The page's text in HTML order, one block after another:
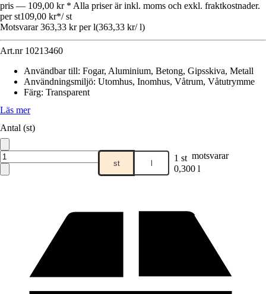
pris — 109,00 kr * Alla priser är inkl. moms och exkl. fraktkostnader.
per st109,00 kr*/ st
Motsvarar 363,33 kr per l(363,33 kr/ l)
Art.nr 10213460
Användbar till: Fogar, Aluminium, Betong, Gipsskiva, Metall
Användningsmiljö: Utomhus, Inomhus, Våtrum, Våtutrymme
Färg: Transparent
Läs mer
Antal (st)
st l 1 st motsvarar
0,300 l